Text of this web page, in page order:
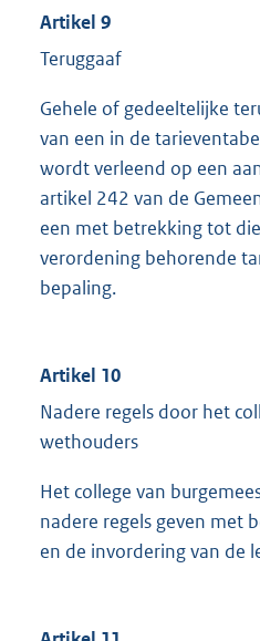
Artikel 9
Teruggaaf
Gehele of gedeeltelijke
van een in de
wordt verleend op een
artikel 242 van de
een met betrekking tot
verordening behorende
bepaling.
Artikel 10
Nadere regels door het
wethouders
Het college van
nadere regels geven met
en de invordering van de